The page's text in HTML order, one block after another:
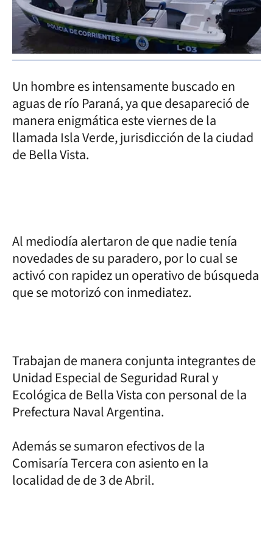
Un hombre es intensamente buscado en
aguas de río Paraná, ya que desapareció de
manera enigmática este viernes de la
llamada Isla Verde, jurisdicción de la ciudad
de Bella Vista.
Al mediodía alertaron de que nadie tenía
novedades de su paradero, por lo cual se
activó con rapidez un operativo de búsqueda
que se motorizó con inmediatez.
Trabajan de manera conjunta integrantes de
Unidad Especial de Seguridad Rural y
Ecológica de Bella Vista con personal de la
Prefectura Naval Argentina.
Además se sumaron efectivos de la
Comisaría Tercera con asiento en la
localidad de de 3 de Abril.